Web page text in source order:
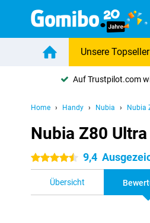
Unsere Topseller
Auf Trustpilot.com
Home Handy Nubia Nubia
Nubia Z80
4.5 Sterne 9,4
Übersicht